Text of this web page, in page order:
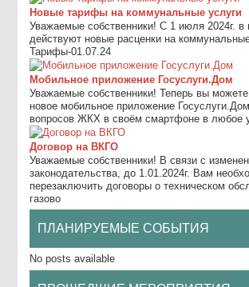
Новые тарифы на коммунальные услуги
Уважаемые собственники! С 1 июля 2024г. в
действуют новые расценки на
Тарифы-01.07.24
Мобильное приложение Госуслуги.Дом
Уважаемые собственники! Теперь вы
новое мобильное приложение
вопросов ЖКХ в своём смартфоне в любое
Договор на ВКГО
Уважаемые собственники! В связи с
законодательства, до 1.01.2024г. Вам
перезаключить договоры о техническом
газово
ПЛАНИРУЕМЫЕ СОБЫТИЯ
No posts available